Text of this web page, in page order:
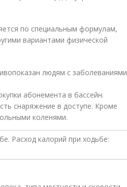
по специальным формулам,
вариантами физической
людям с заболеваниями
абонемента в бассейн.
снаряжение в доступе. Кроме
коленями.